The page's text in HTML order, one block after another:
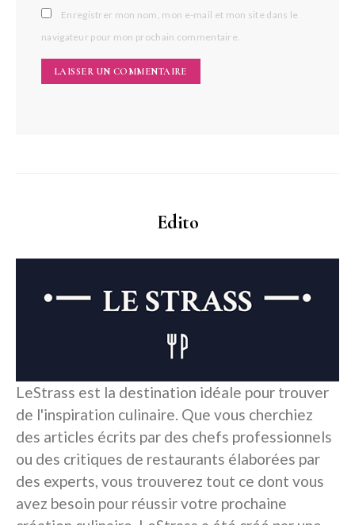
Enregistrer mon nom, mon e-mail et mon site dans le
navigateur pour mon prochain commentaire.
Edito
LeStrass est la destination idéale pour trouver
de l'inspiration culinaire. Que vous cherchiez
des articles écrits par des chefs professionnels
ou des critiques de restaurants élaborées par
des experts, vous trouverez tout ce dont vous
avez besoin pour réussir votre prochaine